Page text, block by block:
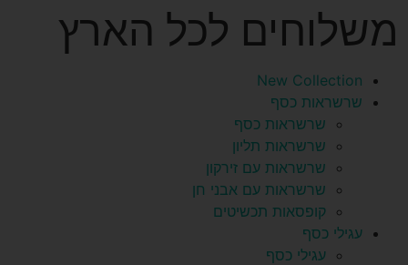
משלוחים לכל הארץ
New Collection
שרשראות כסף
שרשראות כסף
שרשראות תליון
שרשראות עם זירקון
שרשראות עם אבני חן
קופסאות תכשיטים
עגילי כסף
עגילי כסף